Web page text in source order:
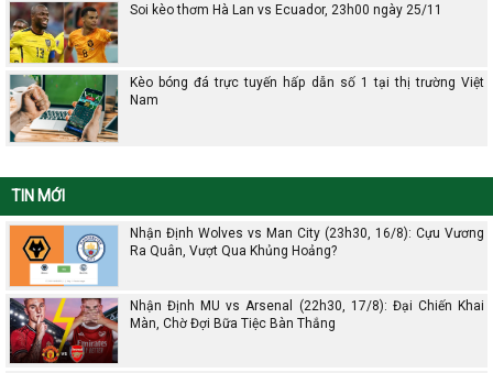
Soi kèo thơm Hà Lan vs Ecuador, 23h00 ngày 25/11
Kèo bóng đá trực tuyến hấp dẫn số 1 tại thị trường Việt
Nam
TIN MỚI
Nhận Định Wolves vs Man City (23h30, 16/8): Cựu Vương
Ra Quân, Vượt Qua Khủng Hoảng?
Nhận Định MU vs Arsenal (22h30, 17/8): Đại Chiến Khai
Màn, Chờ Đợi Bữa Tiệc Bàn Thắng